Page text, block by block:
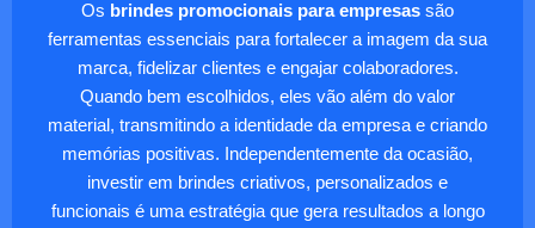
Os brindes promocionais para empresas são
ferramentas essenciais para fortalecer a imagem da sua
marca, fidelizar clientes e engajar colaboradores.
Quando bem escolhidos, eles vão além do valor
material, transmitindo a identidade da empresa e criando
memórias positivas. Independentemente da ocasião,
investir em brindes criativos, personalizados e
funcionais é uma estratégia que gera resultados a longo